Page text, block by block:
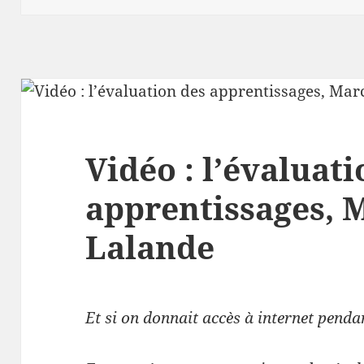
Vidéo :
apprentissages,
Lalande
Et si on donnait accès à internet